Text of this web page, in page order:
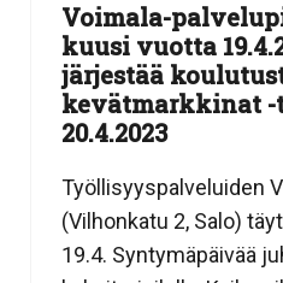
Voimala-
kuusi vuotta
järjestää
kevätmarkkinat -
20.4.2023
Työllisyyspalveluiden
(Vilhonkatu 2, Salo)
19.4. Syntymäpäivää